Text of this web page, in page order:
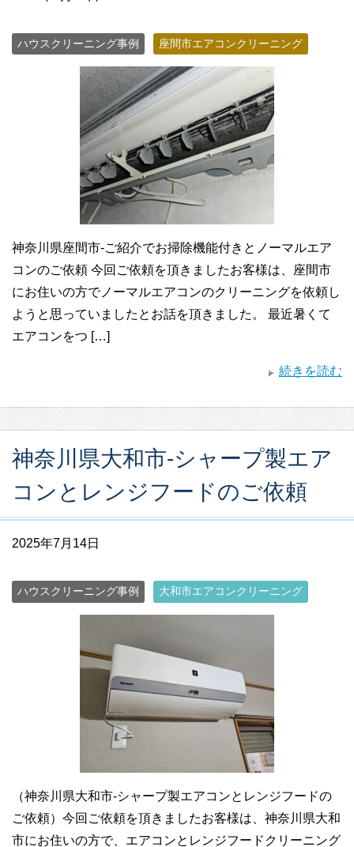
ハウスクリーニング事例 座間市エアコンクリーニング
神奈川県座間市-ご紹介でお掃除機能付きとノーマルエア
コンのご依頼 今回ご依頼を頂きましたお客様は、座間市
にお住いの方でノーマルエアコンのクリーニングを依頼し
ようと思っていましたとお話を頂きました。 最近暑くて
エアコンをつ […]
続きを読む
神奈川県大和市-シャープ製エア
コンとレンジフードのご依頼
2025年7月14日
ハウスクリーニング事例 大和市エアコンクリーニング
（神奈川県大和市-シャープ製エアコンとレンジフードの
ご依頼）今回ご依頼を頂きましたお客様は、神奈川県大和
市にお住いの方で、エアコンとレンジフードクリーニング